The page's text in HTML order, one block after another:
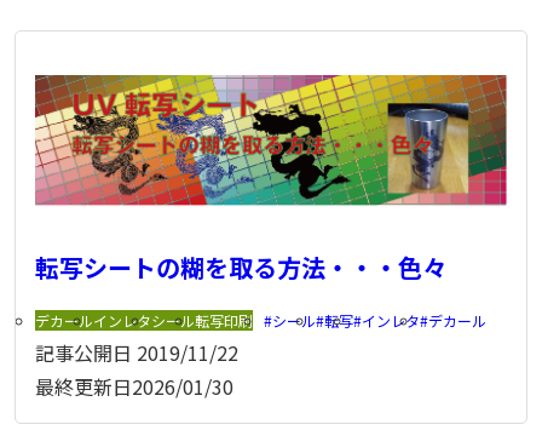
転写シートの糊を取る方法・・・色々
デカールインレタシール転写印刷 シール 転写 インレタ デカール
記事公開日 2019/11/22
最終更新日2026/01/30